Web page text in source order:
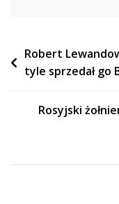
Nawigacja
wpisu
Robert
tyle sprzedał go
Rosyjski